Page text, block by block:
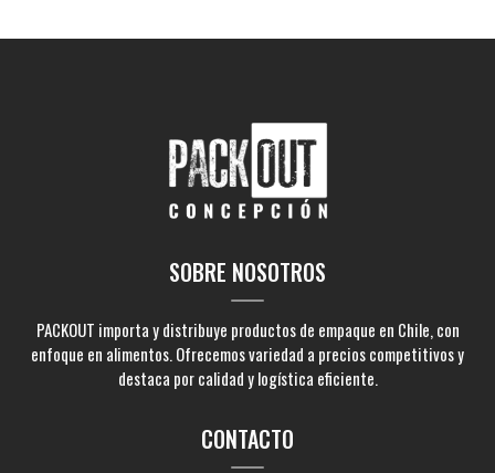
SOBRE NOSOTROS
PACKOUT importa y distribuye productos de empaque en Chile, con
enfoque en alimentos. Ofrecemos variedad a precios competitivos y
destaca por calidad y logística eficiente.
CONTACTO